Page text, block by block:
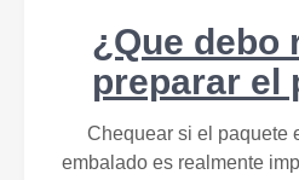
¿Que debo
preparar el
Chequear si el paquete
embalado es realmente